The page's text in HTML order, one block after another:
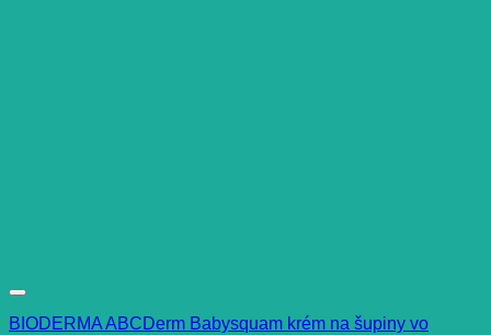
BIODERMA ABCDerm Babysquam krém na šupiny vo